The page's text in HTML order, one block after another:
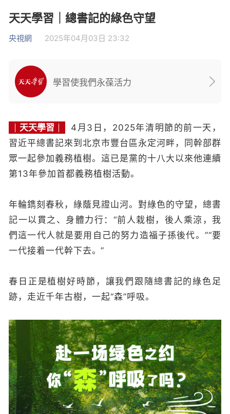
天天學習｜總書記的綠色守望
央視網 2025年04月03日 23:32
學習使我們永葆活力
天天學習
4月3日，2025年清明節的前一天，
習近平總書記來到北京市豐台區永定河畔，同幹部群
眾一起參加義務植樹。這已是黨的十八大以來他連續
第13年參加首都義務植樹活動。
年輪鐫刻春秋，綠蔭見證山河。對綠色的守望，總書
記一以貫之、身體力行：“前人栽樹，後人乘涼，我
們這一代人就是要用自己的努力造福子孫後代。”“要
一代接着一代幹下去。 ”
春日正是植樹好時節，讓我們跟隨總書記的綠色足
跡，走近千年古樹，一起“森”呼吸。